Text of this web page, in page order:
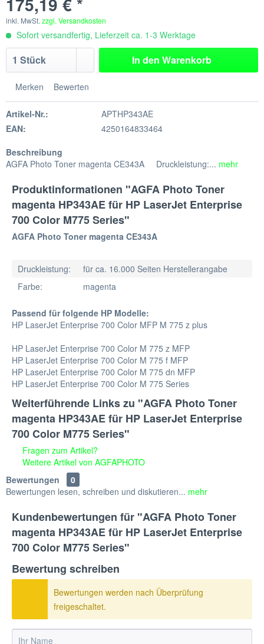
inkl. MwSt. zzgl. Versandkosten
Sofort versandfertig, Lieferzeit ca. 1-3 Werktage
In den Warenkorb
Merken Bewerten
Artikel-Nr.:
APTHP343AE
EAN:
4250164833464
Beschreibung
AGFA Photo Toner magenta CE343A Druckleistung:... mehr
Produktinformationen "AGFA Photo Toner
magenta HP343AE für HP LaserJet Enterprise
700 Color M775 Series"
AGFA Photo Toner magenta CE343A
Druckleistung:
für ca. 16.000 Seiten Herstellerangabe
Farbe:
magenta
Passend für folgende HP Modelle:
HP LaserJet Enterprise 700 Color MFP M 775 z plus
HP LaserJet Enterprise 700 Color M 775 z MFP
HP LaserJet Enterprise 700 Color M 775 f MFP
HP LaserJet Enterprise 700 Color M 775 dn MFP
HP LaserJet Enterprise 700 Color M 775 Series
Weiterführende Links zu "AGFA Photo Toner
magenta HP343AE für HP LaserJet Enterprise
700 Color M775 Series"
Fragen zum Artikel?
Weitere Artikel von AGFAPHOTO
Bewertungen
0
Bewertungen lesen, schreiben und diskutieren... mehr
Kundenbewertungen für "AGFA Photo Toner
magenta HP343AE für HP LaserJet Enterprise
700 Color M775 Series"
Bewertung schreiben
Bewertungen werden nach Überprüfung
freigeschaltet.